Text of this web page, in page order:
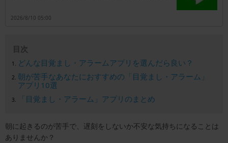
りますが、窓口での証明書の発行などが求められる事も多いです。それ
すから日常生活に関わる手続きを、できるだけ便利にしたい時などは、
2026/8/10 05:00
目次
どんな目覚まし・アラームアプリを選んだら良い？
朝が苦手なあなたにおすすめの「目覚まし・アラーム」
アプリ10選
「目覚まし・アラーム」アプリのまとめ
朝に起きるのが苦手で、遅刻をしないか不安な気持ちになることは
ありませんか？